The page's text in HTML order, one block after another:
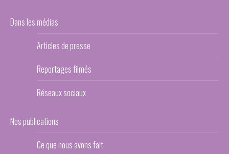
Dans les médias
Articles de presse
Reportages filmés
Réseaux sociaux
Nos publications
Ce que nous avons fait